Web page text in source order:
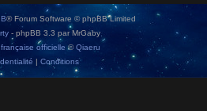
® Forum Software © phpBB Limited
- phpBB 3.3 par MrGaby
officielle ©Qiaeru
| Conditions